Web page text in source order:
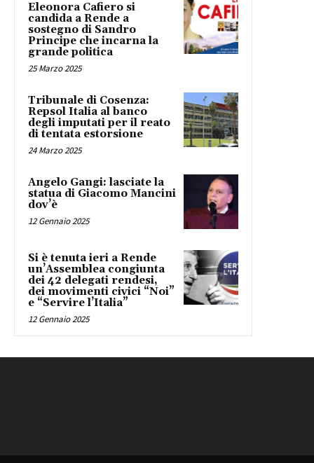
Eleonora Cafiero si
candida a Rende a
sostegno di Sandro
Principe che incarna la
grande politica
25 Marzo 2025
Tribunale di Cosenza:
Repsol Italia al banco
degli imputati per il reato
di tentata estorsione
24 Marzo 2025
Angelo Gangi: lasciate la
statua di Giacomo Mancini
dov’è
12 Gennaio 2025
Si è tenuta ieri a Rende
un’Assemblea congiunta
dei 42 delegati rendesi,
dei movimenti civici “Noi”
e “Servire l’Italia”
12 Gennaio 2025